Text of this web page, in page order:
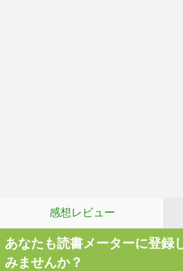
感想レビュー
あなたも読書メーターに登録
みませんか？